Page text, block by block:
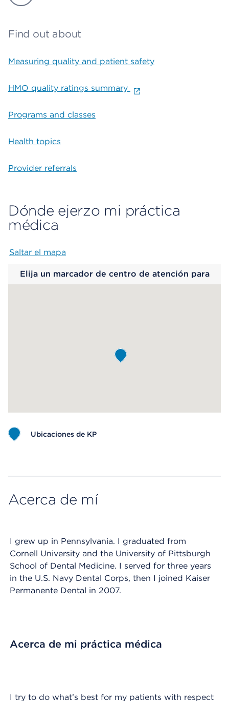
Find out about
Measuring quality and patient safety
HMO quality ratings summary
Programs and classes
Health topics
Provider referrals
Dónde ejerzo mi práctica
médica
Saltar el mapa
Elija un marcador de centro de atención para
Ubicaciones de KP
Acerca de mí
I grew up in Pennsylvania. I graduated from
Cornell University and the University of Pittsburgh
School of Dental Medicine. I served for three years
in the U.S. Navy Dental Corps, then I joined Kaiser
Permanente Dental in 2007.
Acerca de mi práctica médica
I try to do what’s best for my patients with respect